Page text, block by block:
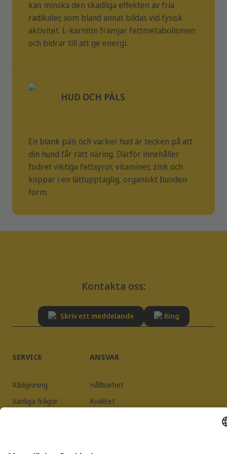
kan minska den skadliga effekten av fria
radikaler, som bland annat bildas vid fysisk
aktivitet. L-karnitin främjar fettmetabolismen
och bidrar till att ge energi.
HUD OCH PÄLS
En blank päls och vacker hud är tecken på att
din hund får rätt näring. Därför innehåller
fodret viktiga fettsyror, vitaminer, zink och
koppar i en lättupptaglig, organiskt bunden
form.
Kontakta oss:
Skriv ett meddelande Ring
SERVICE
Rådgivning
Vanliga frågor
ANSVAR
Hållbarhet
Kvalitet